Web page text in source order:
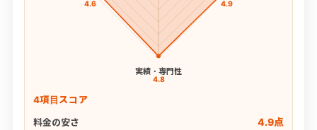
4.9
実績・専門性
4.8
4.6
4項目スコア
料金の安さ
4.9点